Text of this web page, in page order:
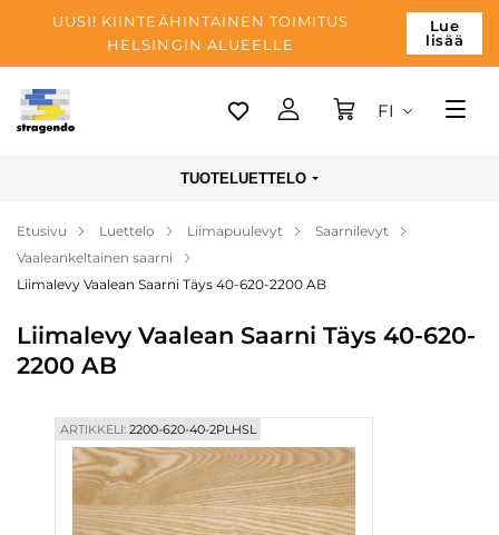
UUSI! KIINTEÄHINTAINEN TOIMITUS
HELSINGIN ALUEELLE
Lue
lisää
Tallinn
Maksu
Yrityksen
Blogi
Yhteystiedot
FI
TUOTELUETTELO
Etusivu Luettelo Liimapuulevyt
Saarnilevyt
Vaaleankeltainen saarni
Liimalevy Vaalean Saarni Täys 40-620-2200 AB
Liimalevy Vaalean Saarni Täys 40-620-
2200 AB
ARTIKKELI:2200-620-40-2PLHSL